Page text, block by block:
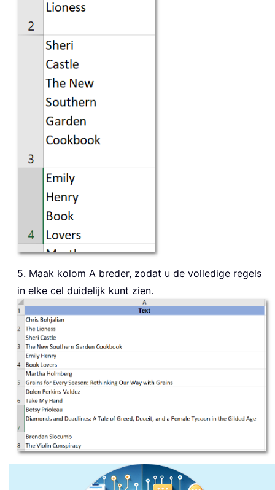
5. Maak kolom A breder, zodat u de volledige regels
in elke cel duidelijk kunt zien.